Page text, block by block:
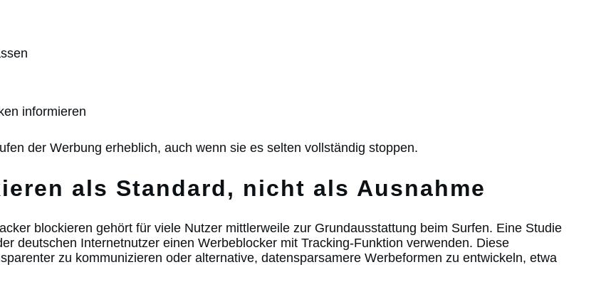
informieren
der Werbung erheblich, auch wenn sie es selten vollständig stoppen.
als Standard, nicht als Ausnahme
blockieren gehört für viele Nutzer mittlerweile zur Grundausstattung beim Surfen. Eine Studie
deutschen Internetnutzer einen Werbeblocker mit Tracking-Funktion verwenden. Diese
zu kommunizieren oder alternative, datensparsamere Werbeformen zu entwickeln, etwa